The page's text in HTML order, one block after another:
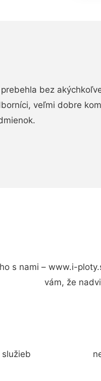
bez
veľmi dobre
s nami – www.i-
vám, že